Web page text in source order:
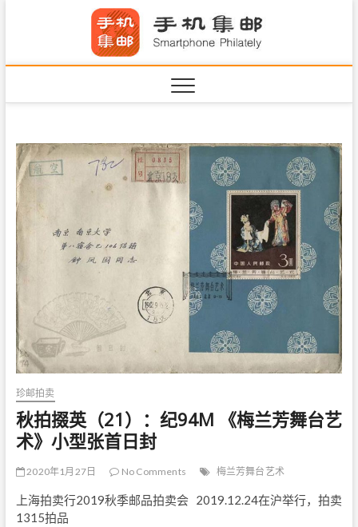
p
珍邮拍卖
秋拍掇英（21）：纪94M 《梅兰芳舞台艺
术》小型张首日封
2020年1月27日 No Comments 梅兰芳舞台艺术
上海拍卖行2019秋季邮品拍卖会 2019.12.24在沪举行，拍卖
1315拍品